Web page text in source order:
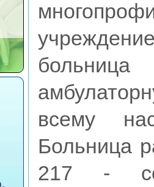
больница
всему
Больница
217 -